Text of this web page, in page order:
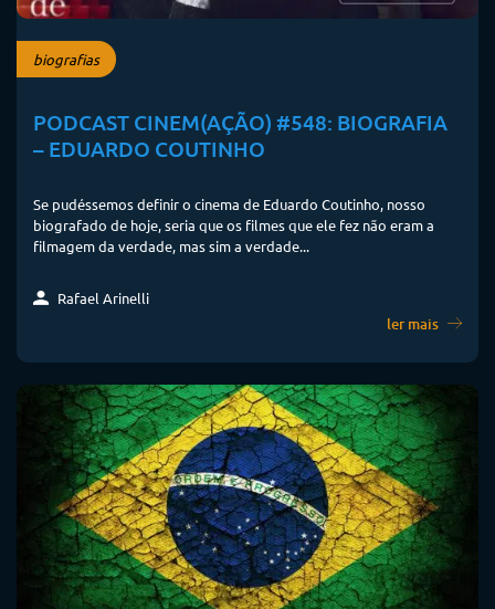
biografias
PODCAST CINEM(AÇÃO) #548: BIOGRAFIA
– EDUARDO COUTINHO
Se pudéssemos definir o cinema de Eduardo Coutinho, nosso
biografado de hoje, seria que os filmes que ele fez não eram a
filmagem da verdade, mas sim a verdade...
Rafael Arinelli
ler mais